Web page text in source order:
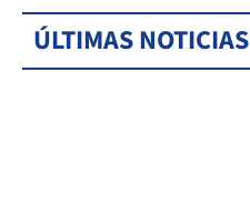
ÚLTIMAS NOTICIAS